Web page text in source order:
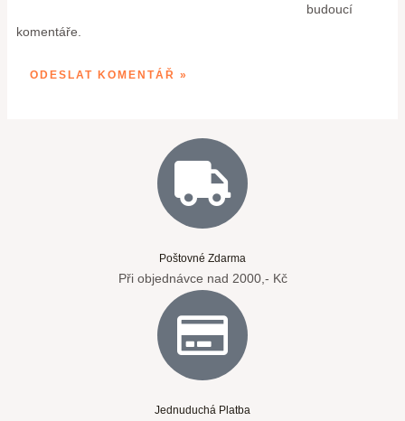
budoucí
komentáře.
Poštovné Zdarma
Při objednávce nad 2000,- Kč
Jednuduchá Platba